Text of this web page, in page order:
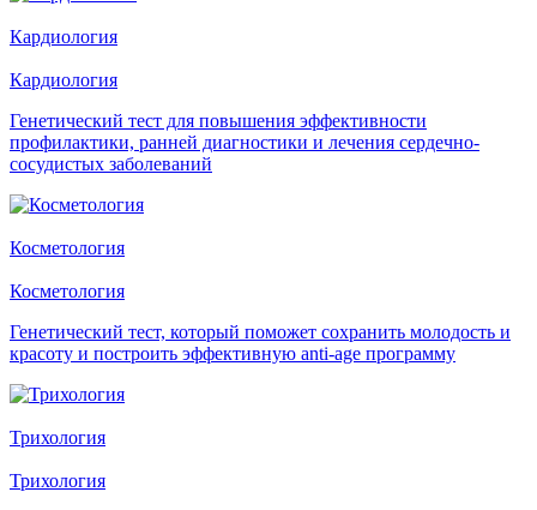
Кардиология
Кардиология
Генетический тест для повышения эффективности
профилактики, ранней диагностики и лечения сердечно-
сосудистых заболеваний
Косметология
Косметология
Генетический тест, который поможет сохранить молодость и
красоту и построить эффективную anti-age программу
Трихология
Трихология